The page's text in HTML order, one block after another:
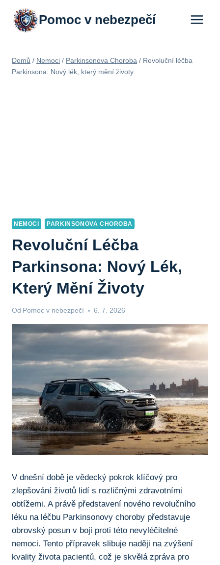
Přeskočit
obsah
Pomoc v nebezpečí
Domů / Nemoci / Parkinsonova Choroba / Revoluční léčba
Parkinsona: Nový lék, který mění životy
NEMOCI PARKINSONOVA CHOROBA
Revoluční Léčba
Parkinsona: Nový Lék,
Který Mění Životy
Od Pomoc v nebezpečí 6. 7. 2026
V dnešní době je vědecký pokrok klíčový pro
zlepšování životů lidí ⁢s rozličnými zdravotními
obtížemi.​ A právě představení nového revolučního
léku na léčbu Parkinsonovy choroby představuje
obrovský posun v boji proti ​této nevyléčitelné
nemoci. Tento přípravek slibuje naději na zvýšení
kvality života pacientů, což je skvělá zpráva pro